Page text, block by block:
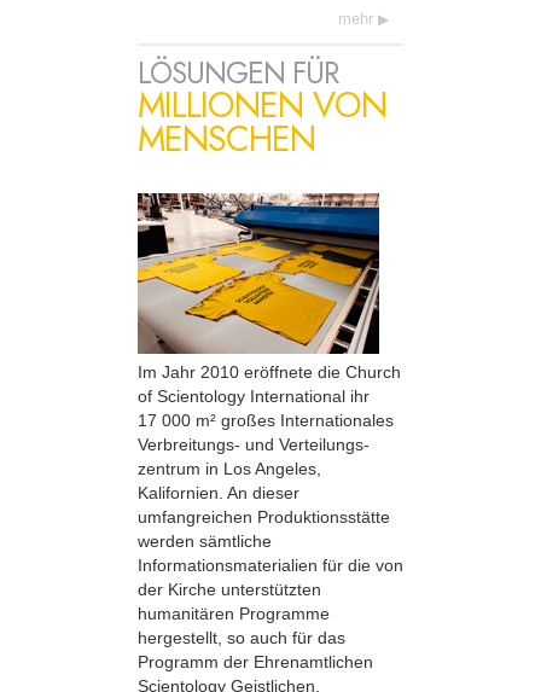
mehr
LÖSUNGEN FÜR
MILLIONEN VON
MENSCHEN
Im Jahr 2010 eröffnete die Church
of Scientology International ihr
17 000 m² großes Internationales
Verbreitungs- und Verteilungs­
zentrum in Los Angeles,
Kalifornien. An dieser
umfangreichen Produktionsstätte
werden sämtliche
Informationsmaterialien für die von
der Kirche unterstützten
humanitären Programme
hergestellt, so auch für das
Programm der Ehrenamtlichen
Scientology Geistlichen.